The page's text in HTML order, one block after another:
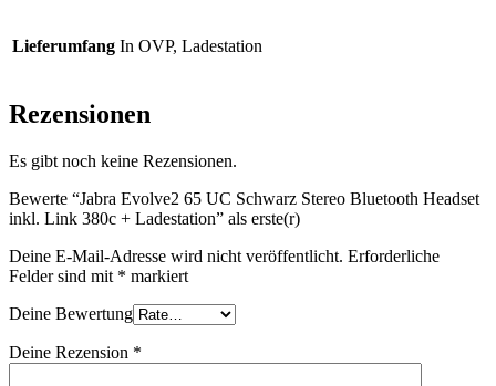
Lieferumfang In OVP, Ladestation
Rezensionen
Es gibt noch keine Rezensionen.
Bewerte “Jabra Evolve2 65 UC Schwarz Stereo Bluetooth Headset
inkl. Link 380c + Ladestation” als erste(r)
Deine E-Mail-Adresse wird nicht veröffentlicht. Erforderliche
Felder sind mit * markiert
Deine Bewertung
Deine Rezension *